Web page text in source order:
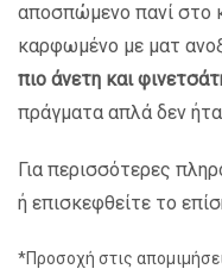
αποσπώμενο πανί στο
καρφωμένο με ματ
πιο άνετη και
πράγματα απλά δεν
Για περισσότερες
ή επισκεφθείτε το
*Προσοχή στις